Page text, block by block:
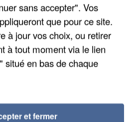
sans accepter". Vos
que pour ce site.
à jour vos choix, ou retirer
à tout moment via le lien
situé en bas de chaque
et fermer